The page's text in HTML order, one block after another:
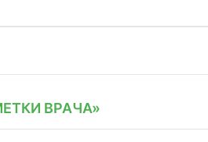
ВРАЧА»